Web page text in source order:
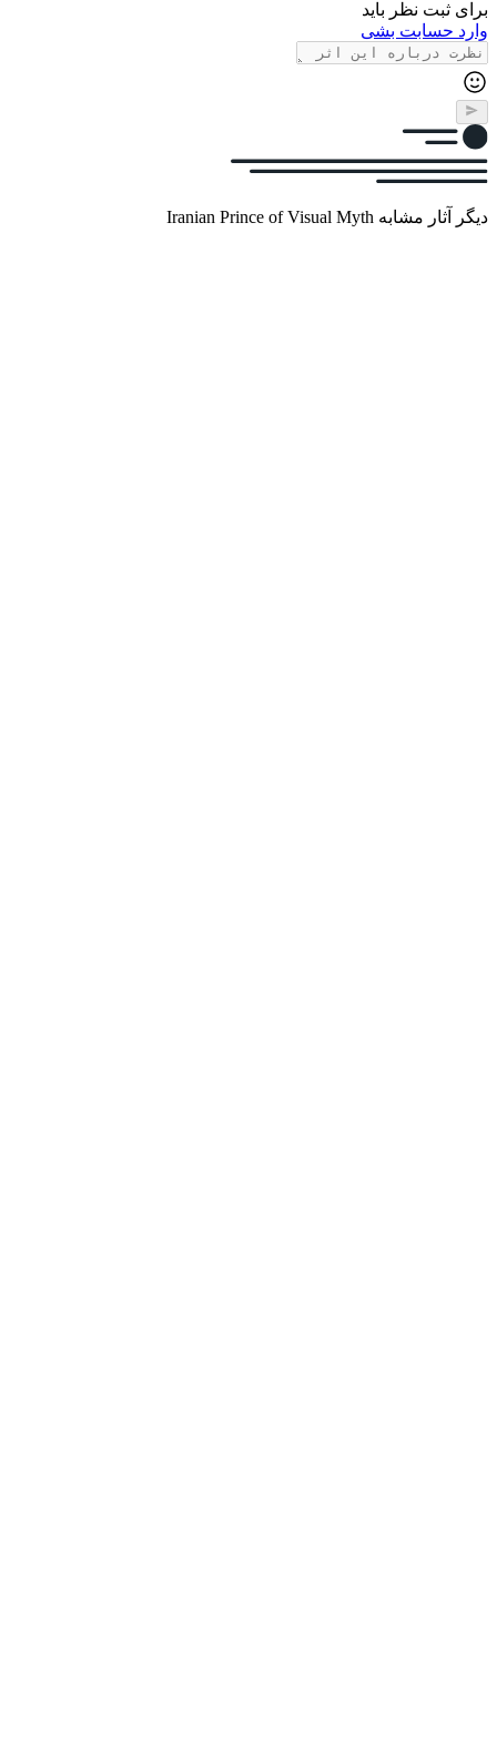
برای ثبت نظر باید
وارد حسابت بشی
دیگر آثار مشابه Iranian Prince of Visual Myth